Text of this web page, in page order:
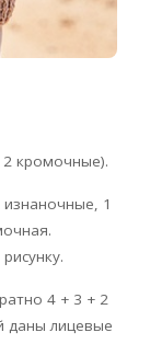
2 кромочные).
1
4 + 3 + 2
даны лицевые